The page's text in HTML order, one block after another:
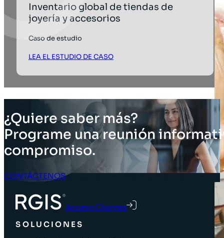
Inventario global de tiendas de
joyería y accesorios
Caso de estudio
LEA EL ESTUDIO DE CASO
¿Quiere saber más?
Programe una reunión
compromiso.
CONTÁCTENOS
Acceso Clientes
SOLUCIONES